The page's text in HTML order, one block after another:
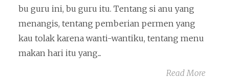
bu guru ini, bu guru itu. Tentang si anu yang
menangis, tentang pemberian permen yang
kau tolak karena wanti-wantiku, tentang menu
makan hari itu yang...
Read More